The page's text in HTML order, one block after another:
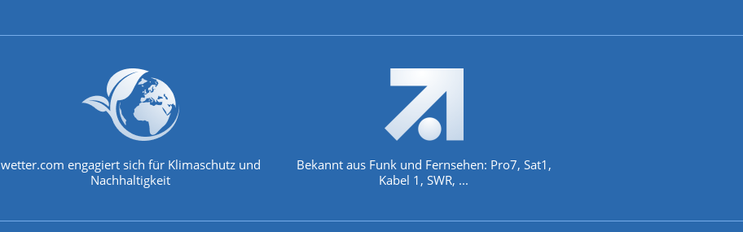
wetter.com engagiert sich für Klimaschutz und
Nachhaltigkeit
Bekannt aus Funk und Fernsehen: Pro7, Sat1,
Kabel 1, SWR, ...